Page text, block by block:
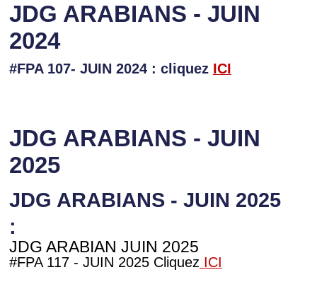
JDG ARABIANS - JUIN
2024
#FPA 107- JUIN 2024 : cliquez ICI
JDG ARABIANS - JUIN
2025
JDG ARABIANS - JUIN 2025
:
JDG ARABIAN JUIN 2025
#FPA 117 - JUIN 2025 Cliquez ICI